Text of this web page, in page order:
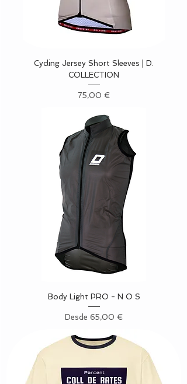
Cycling Jersey Short Sleeves | D.
COLLECTION
Precio
75,00 €
Body Light PRO - N O S
Desde 65,00 €
Precio de oferta